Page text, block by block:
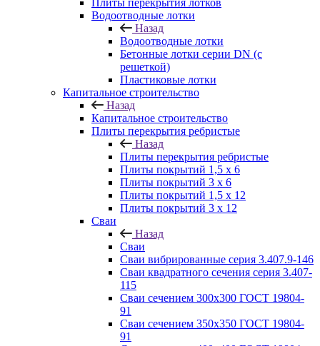
Плиты перекрытия лотков
Водоотводные лотки
Назад
Водоотводные лотки
Бетонные лотки серии DN (с
решеткой)
Пластиковые лотки
Капитальное строительство
Назад
Капитальное строительство
Плиты перекрытия ребристые
Назад
Плиты перекрытия ребристые
Плиты покрытий 1,5 x 6
Плиты покрытий 3 x 6
Плиты покрытий 1,5 x 12
Плиты покрытий 3 x 12
Сваи
Назад
Сваи
Сваи вибрированные серия 3.407.9-146
Сваи квадратного сечения серия 3.407-
115
Сваи сечением 300х300 ГОСТ 19804-
91
Сваи сечением 350х350 ГОСТ 19804-
91